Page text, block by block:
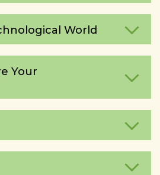
World
Your